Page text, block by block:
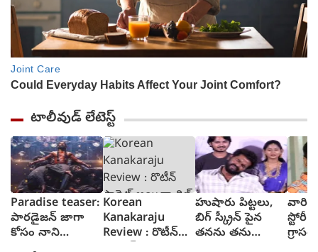
టాలీవుడ్ లేటెస్ట్
Paradise teaser:
పారడైజన్ జాగా
కోసం నాని
రక్తపాతం స్రుష్టించిన
Korean
Kanakaraju
Review : రొటీన్
హుషారు పిట్టలు,
బిగ్ స్క్రీన్ పైన
తనను తను
వారి
స్టోరీ